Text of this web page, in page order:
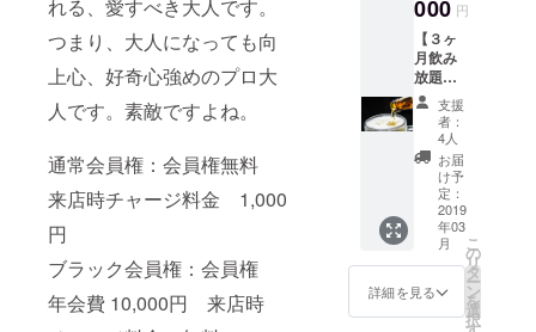
れる、愛すべき大人です。
つまり、大人になっても向
上心、好奇心強めのプロ大
人です。素敵ですよね。
通常会員権：会員権無料
来店時チャージ料金 1,000
円
ブラック会員権：会員権
年会費 10,000円 来店時
名前の
確認で
入場可
能で
す。
として
通いつ
めてく
ださ
い！ 年
間費含
（2019
年3月1
日～
2020年
2月末ま
で） ク
ラファ
ン特典
000 円
【３ヶ
月飲み
放題付
き会員
権】 ブ
ラック
会員権
と3ヶ月
飲み放
題付き
プレミ
アムリ
ター
ン！ ３
月から
５月末
支援
者：
4人
お届
け予
定：
2019
年03
月
詳細を見る
こ
の
リ
タ
ー
ン
を
選
択